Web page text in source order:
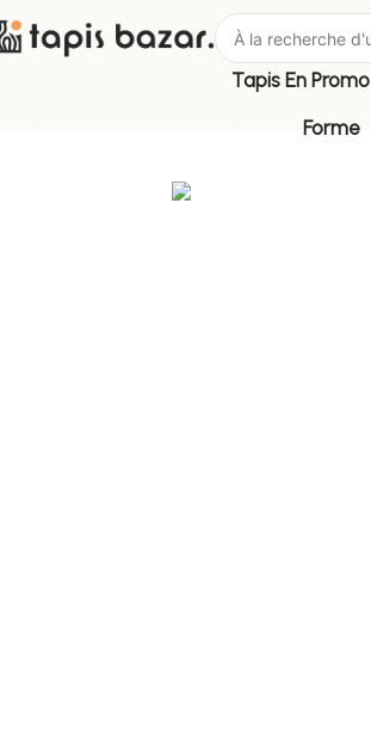
Tapis En Promo
Forme
Tapis de Bain